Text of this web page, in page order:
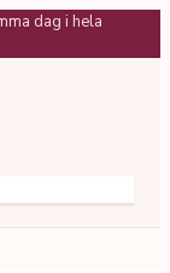
dag i hela